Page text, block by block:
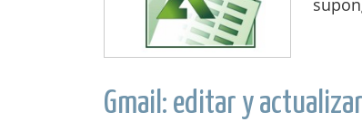
Gmail: editar y